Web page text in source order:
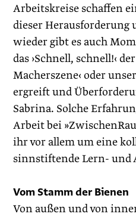
Arbeitskreise schaffen
dieser Herausforderung
wieder gibt es auch
das ›Schnell, schnell!‹
Macherszene‹ oder
ergreift und
Sabrina. Solche
Arbeit bei
ihr vor allem um eine
sinnstiftende Lern- und
Vom Stamm der Bienen
Von außen und von